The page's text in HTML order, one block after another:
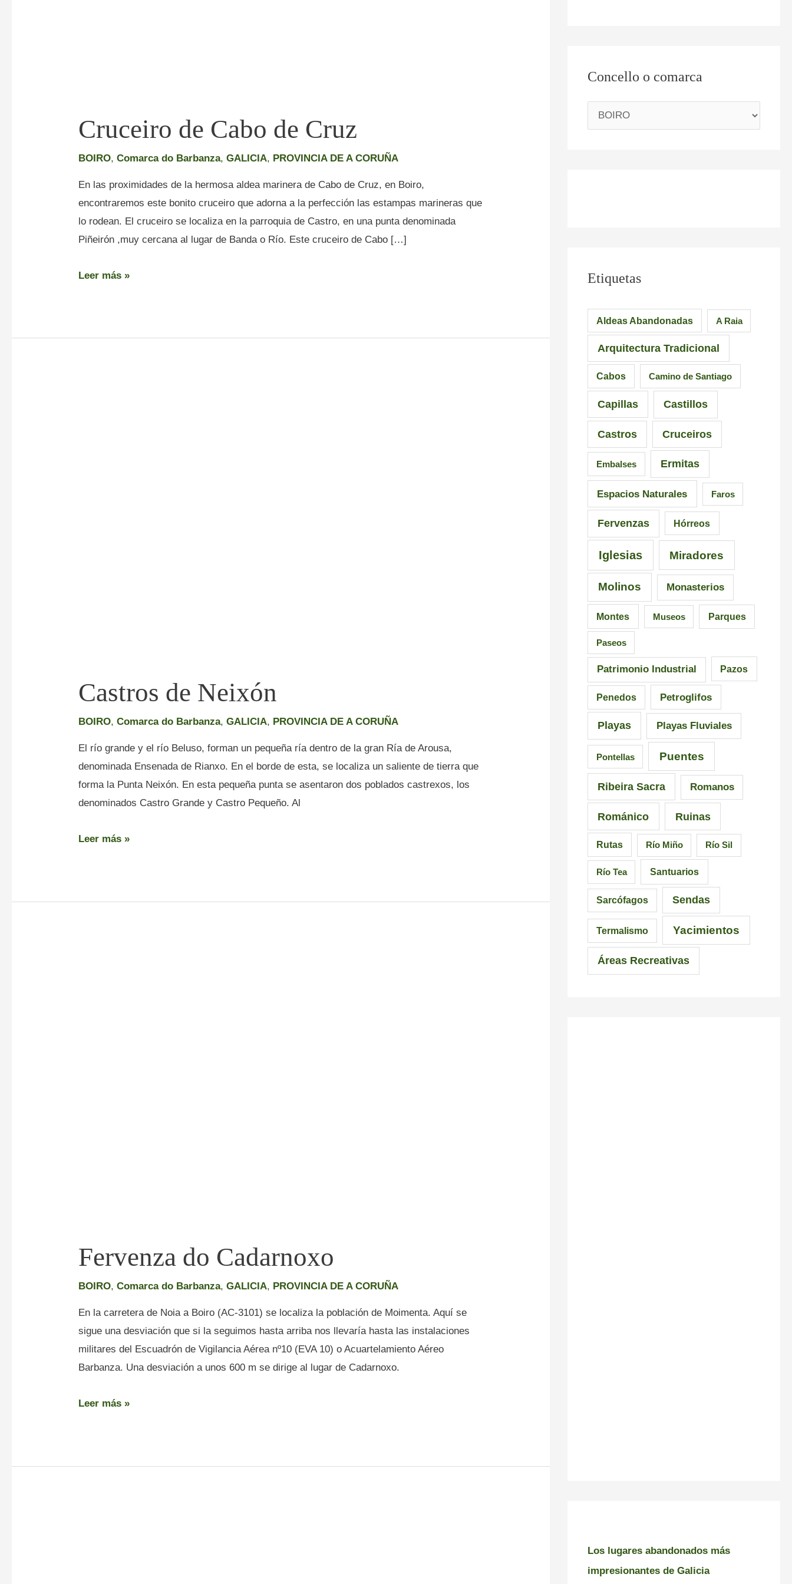
Cruceiro de Cabo de Cruz
BOIRO,Comarca do Barbanza,GALICIA, PROVINCIA DE A CORUÑA
En las proximidades de la hermosa aldea marinera de Cabo de Cruz, en Boiro,
encontraremos este bonito cruceiro que adorna a la perfección las estampas marineras que
lo rodean. El cruceiro se localiza en la parroquia de Castro, en una punta denominada
Piñeirón ,muy cercana al lugar de Banda o Río. Este cruceiro de Cabo […]
Leer más »
Castros de Neixón
BOIRO,Comarca do Barbanza,GALICIA, PROVINCIA DE A CORUÑA
El río grande y el río Beluso, forman un pequeña ría dentro de la gran Ría de Arousa,
denominada Ensenada de Rianxo. En el borde de esta, se localiza un saliente de tierra que
forma la Punta Neixón. En esta pequeña punta se asentaron dos poblados castrexos, los
denominados Castro Grande y Castro Pequeño. Al
Leer más »
Fervenza do Cadarnoxo
BOIRO,Comarca do Barbanza,GALICIA, PROVINCIA DE A CORUÑA
En la carretera de Noia a Boiro (AC-3101) se localiza la población de Moimenta. Aquí se
sigue una desviación que si la seguimos hasta arriba nos llevaría hasta las instalaciones
militares del Escuadrón de Vigilancia Aérea nº10 (EVA 10) o Acuartelamiento Aéreo
Barbanza. Una desviación a unos 600 m se dirige al lugar de Cadarnoxo.
Leer más »
Concello o comarca
Etiquetas
Aldeas Abandonadas A Raia
Arquitectura Tradicional
Cabos Camino de Santiago
Capillas Castillos
Castros Cruceiros
Embalses Ermitas
Espacios Naturales Faros
Fervenzas Hórreos
Iglesias Miradores
Molinos Monasterios
Montes Museos Parques
Paseos
Patrimonio Industrial Pazos
Penedos Petroglifos
Playas Playas Fluviales
Pontellas Puentes
Ribeira Sacra Romanos
Románico Ruinas
Rutas Río Miño Río Sil
Río Tea Santuarios
Sarcófagos Sendas
Termalismo Yacimientos
Áreas Recreativas
Los lugares abandonados más
impresionantes de Galicia